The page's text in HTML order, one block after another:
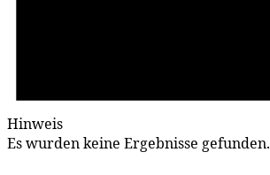
Hinweis
Es wurden keine Ergebnisse gefunden.